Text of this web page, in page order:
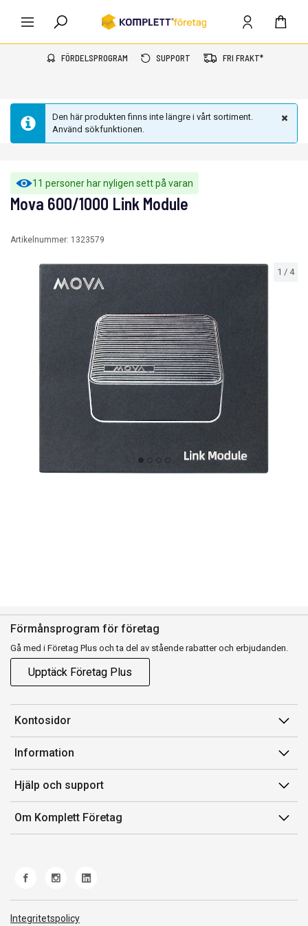
FÖRDELSPROGRAM SUPPORT FRI FRAKT*
Den här produkten finns inte längre i vårt sortiment.
Använd sökfunktionen.
11 personer har nyligen sett på varan
1 / 4
Mova 600/1000 Link Module
Artikelnummer: 1323579
Förmånsprogram för företag
Gå med i Företag Plus och ta del av stående rabatter och erbjudanden.
Upptäck Företag Plus
Kontosidor
Mina sidor
Orderhistorik
Fakturor & Kvitton
Inköpslistor
Information
Försäljningsvillkor
Villkor för Komplett Företag Plus
Felsökning & guider
Hjälp och support
Kontakta oss
Kundservice
Frakt och leverans
Om Komplett Företag
Integritetspolicy